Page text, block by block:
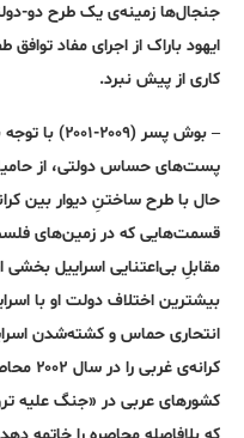
جنجال‌ها زمینه‌ی یک طرح‌ دو-
ایهود باراک از اجرای مفاد
کاری از پیش نبرد.
– بوش پسر
پست‌های حساس دولتی، از
حال با طرح ساختنِ دیوار بین
قسمت‌هایی که در زمین‌های
مقابلِ بی‌اعتنایی اسراییل بخشی
بیشترین اختلاف دولت او با
انتحاری حماس و کشته‌شدن
کشورهای عربی در «جنگ علیه